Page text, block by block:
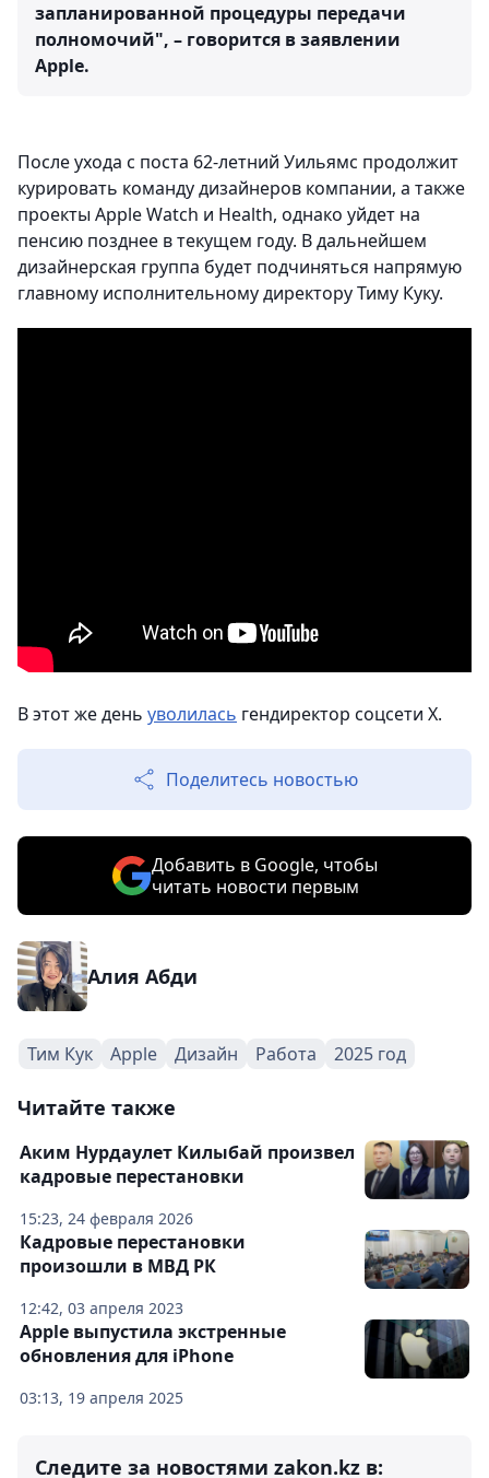
запланированной процедуры передачи
полномочий", – говорится в заявлении
Apple.
После ухода с поста 62-летний Уильямс продолжит
курировать команду дизайнеров компании, а также
проекты Apple Watch и Health, однако уйдет на
пенсию позднее в текущем году. В дальнейшем
дизайнерская группа будет подчиняться напрямую
главному исполнительному директору Тиму Куку.
В этот же день уволилась гендиректор соцсети X.
Поделитесь новостью
Добавить в Google, чтобы
читать новости первым
Алия Абди
Тим Кук Apple Дизайн Работа 2025 год
Читайте также
15:23, 24 февраля 2026
Аким Нурдаулет Килыбай произвел
кадровые перестановки
12:42, 03 апреля 2023
Кадровые перестановки
произошли в МВД РК
03:13, 19 апреля 2025
Apple выпустила экстренные
обновления для iPhone
Следите за новостями zakon.kz в: